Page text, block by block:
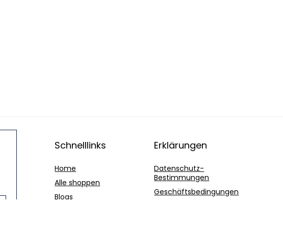
Schnelllinks
Home
Alle shoppen
Blogs
Erklärungen
Datenschutz-
Bestimmungen
Geschäftsbedingungen